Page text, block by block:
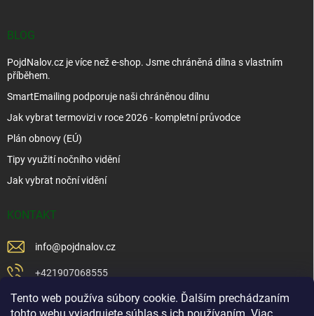
Tento web používa súbory cookie. Ďalším prechádzaním
BLOG
PojdNalov.cz je více než e-shop. Jsme chráněná dílna s vlastním
příběhem.
SmartEmailing podporuje naši chráněnou dílnu
Jak vybrat termovizi v roce 2026 - kompletní průvodce
Plán obnovy (EÚ)
Tipy využití nočního vidění
Jak vybrat noční vidění
KONTAKT
info@pojdnalov.cz
+421907068555
+421902479599